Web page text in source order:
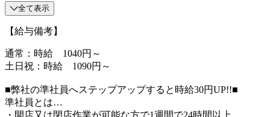
全て表示
【給与備考】
通常：時給 1040円～
土日祝：時給 1090円～
■弊社の準社員へステップアップすると時給30円UP!!■
準社員とは…
・開店又は閉店作業が可能な方で1週間で24時間以上